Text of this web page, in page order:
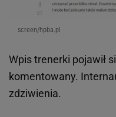
screen/hpba.pl
Wpis trenerki pojawił
komentowany.
zdziwienia.